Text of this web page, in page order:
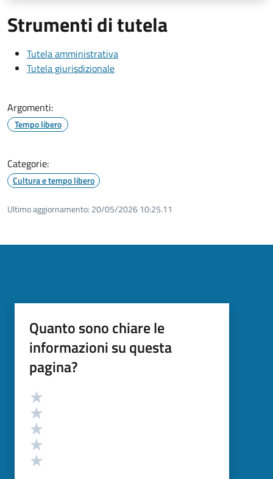
Strumenti di tutela
Tutela amministrativa
Tutela giurisdizionale
Argomenti:
Tempo libero
Categorie:
Cultura e tempo libero
Ultimo aggiornamento: 20/05/2026 10:25.11
Quanto sono chiare le
informazioni su questa
pagina?
Valutazione